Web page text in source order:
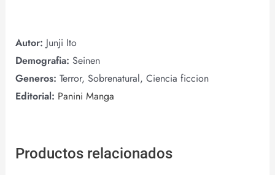
Autor: Junji Ito
Demografia: Seinen
Generos: Terror, Sobrenatural, Ciencia ficcion
Editorial: Panini Manga
Productos relacionados